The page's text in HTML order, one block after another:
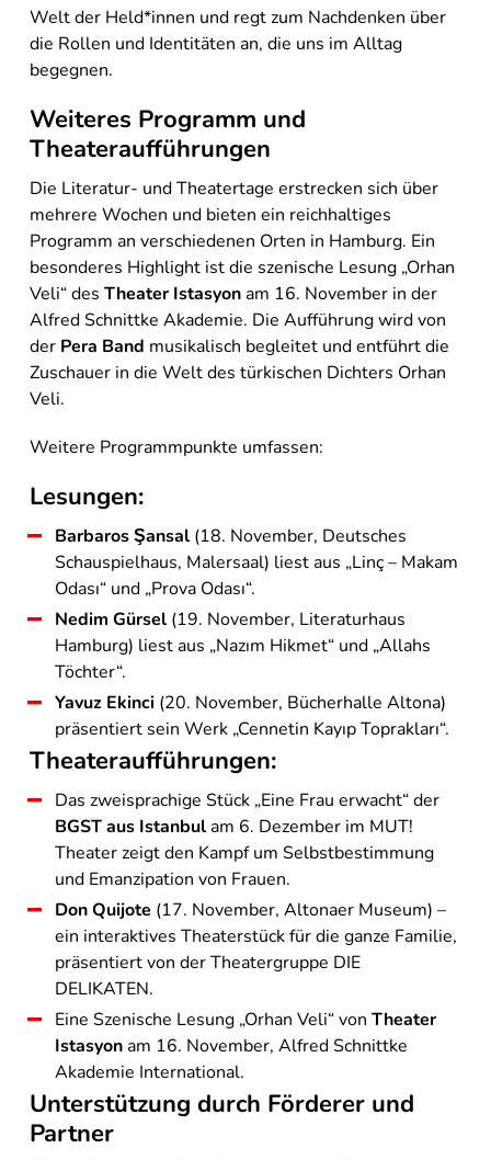
Welt der Held*innen und regt zum Nachdenken über
die Rollen und Identitäten an, die uns im Alltag
begegnen.
Weiteres Programm und
Theateraufführungen
Die Literatur- und Theatertage erstrecken sich über
mehrere Wochen und bieten ein reichhaltiges
Programm an verschiedenen Orten in Hamburg. Ein
besonderes Highlight ist die szenische Lesung „Orhan
Veli“ desTheater Istasyonam 16. November in der
Alfred Schnittke Akademie. Die Aufführung wird von
der Pera Band musikalisch begleitet und entführt die
Zuschauer in die Welt des türkischen Dichters Orhan
Veli.
Weitere Programmpunkte umfassen:
Lesungen:
Barbaros Şansal (18. November, Deutsches
Schauspielhaus, Malersaal) liest aus „Linç – Makam
Odası“ und „Prova Odası“.
Nedim Gürsel (19. November, Literaturhaus
Hamburg) liest aus „Nazım Hikmet“ und „Allahs
Töchter“.
Yavuz Ekinci (20. November, Bücherhalle Altona)
präsentiert sein Werk „Cennetin Kayıp Toprakları“.
Theateraufführungen:
Das zweisprachige Stück „Eine Frau erwacht“ der
BGST aus Istanbulam 6. Dezember im MUT!
Theater zeigt den Kampf um Selbstbestimmung
und Emanzipation von Frauen.
Don Quijote (17. November, Altonaer Museum) –
ein interaktives Theaterstück für die ganze Familie,
präsentiert von der Theatergruppe DIE
DELIKATEN.
Eine Szenische Lesung „Orhan Veli“ vonTheater
Istasyonam 16. November, Alfred Schnittke
Akademie International.
Unterstützung durch Förderer und
Partner